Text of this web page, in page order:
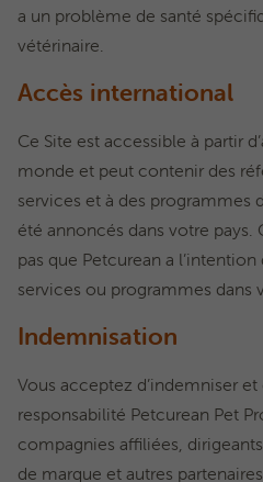
a un problème de santé
vétérinaire.
Accès international
Ce Site est accessible à partir
monde et peut contenir des
services et à des programmes
été annoncés dans votre pays.
pas que Petcurean a l’intention
services ou programmes dans
Indemnisation
Vous acceptez d’indemniser
responsabilité Petcurean Pet
compagnies affiliées,
de marque et autres